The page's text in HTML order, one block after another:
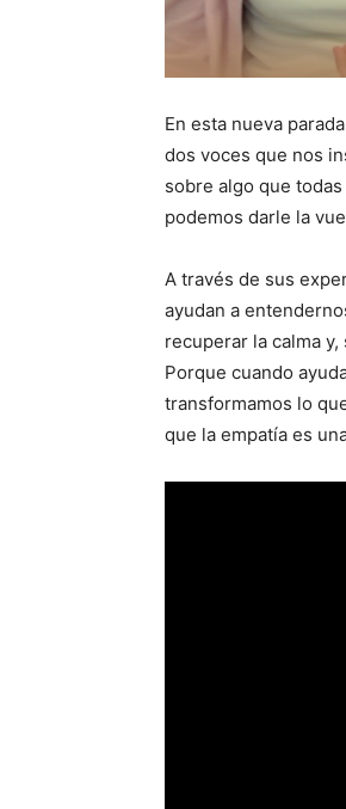
En esta nueva
dos voces que nos
sobre algo que
podemos darle la
A través de sus
ayudan a
recuperar la calma
Porque cuando
transformamos lo
que la empatía es